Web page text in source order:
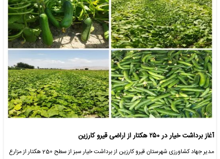
آغاز برداشت خیار در ۲۵۰ هکتار از اراضی قیرو کارزین
مدیر جهاد کشاورزی شهرستان قیرو کارزین از برداشت خیار سبز از سطح 250 هکتار از مزارع